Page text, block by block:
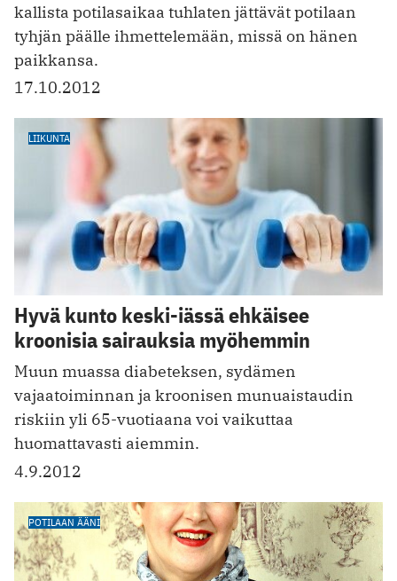
kallista potilasaikaa tuhlaten jättävät potilaan
tyhjän päälle ihmettelemään, missä on hänen
paikkansa.
17.10.2012
LIIKUNTA
Hyvä kunto keski-iässä ehkäisee
kroonisia sairauksia myöhemmin
Muun muassa diabeteksen, sydämen
vajaatoiminnan ja kroonisen munuaistaudin
riskiin yli 65-vuotiaana voi vaikuttaa
huomattavasti aiemmin.
4.9.2012
POTILAAN ÄÄNI